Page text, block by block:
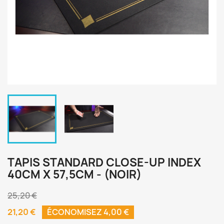
TAPIS STANDARD CLOSE-UP INDEX
40CM X 57,5CM - (NOIR)
25,20 €
21,20 €
ÉCONOMISEZ 4,00 €